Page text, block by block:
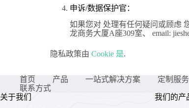
申诉/数据保护官：
如果您对 处理有任何疑问或顾虑
龙商务大厦A座309室、 email:
隐私政策由 Cookie 是.
首页 产品 一站式解决方案 定制服务
联系方式
关于我们
我们的产